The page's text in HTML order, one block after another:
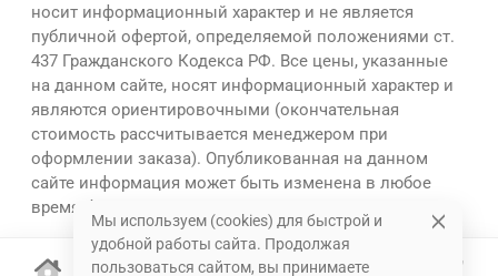
носит информационный характер и не является
публичной офертой, определяемой положениями ст.
437 Гражданского Кодекса РФ. Все цены, указанные
на данном сайте, носят информационный характер и
являются ориентировочными (окончательная
стоимость рассчитывается менеджером при
оформлении заказа). Опубликованная на данном
сайте информация может быть изменена в любое
время без предварительного уведомления.
Мы используем (cookies) для быстрой и
удобной работы сайта. Продолжая
пользоваться сайтом, вы принимаете